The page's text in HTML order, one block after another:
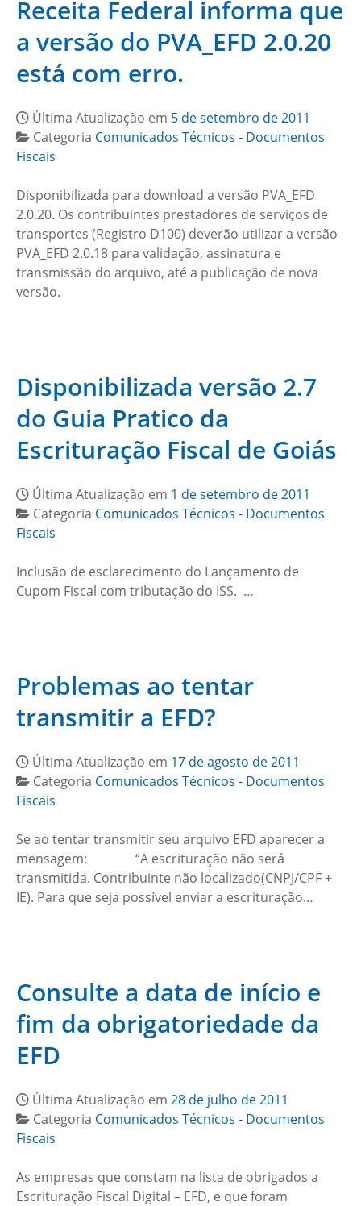
Receita Federal informa que
a versão do PVA_EFD 2.0.20
está com erro.
Última Atualização em 5 de setembro de 2011
Categoria Comunicados Técnicos - Documentos
Fiscais
Disponibilizada para download a versão PVA_EFD
2.0.20. Os contribuintes prestadores de serviços de
transportes (Registro D100) deverão utilizar a versão
PVA_EFD 2.0.18 para validação, assinatura e
transmissão do arquivo, até a publicação de nova
versão.
Disponibilizada versão 2.7
do Guia Pratico da
Escrituração Fiscal de Goiás
Última Atualização em 1 de setembro de 2011
Categoria Comunicados Técnicos - Documentos
Fiscais
Inclusão de esclarecimento do Lançamento de
Cupom Fiscal com tributação do ISS. …
Problemas ao tentar
transmitir a EFD?
Última Atualização em 17 de agosto de 2011
Categoria Comunicados Técnicos - Documentos
Fiscais
Se ao tentar transmitir seu arquivo EFD aparecer a
mensagem: “A escrituração não será
transmitida. Contribuinte não localizado(CNPJ/CPF +
IE). Para que seja possível enviar a escrituração…
Consulte a data de início e
fim da obrigatoriedade da
EFD
Última Atualização em 28 de julho de 2011
Categoria Comunicados Técnicos - Documentos
Fiscais
As empresas que constam na lista de obrigados a
Escrituração Fiscal Digital – EFD, e que foram